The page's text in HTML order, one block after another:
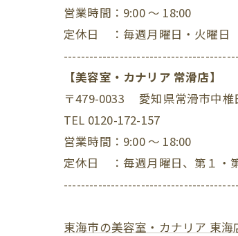
営業時間：9:00 ～ 18:00
定休日 ：毎週月曜日・火曜日
【美容室・カナリア 常滑店】
〒479-0033 愛知県常滑市中椎
TEL 0120-172-157
営業時間：9:00 ～ 18:00
定休日 ：毎週月曜日、第１・
東海市の美容室・カナリア 東海